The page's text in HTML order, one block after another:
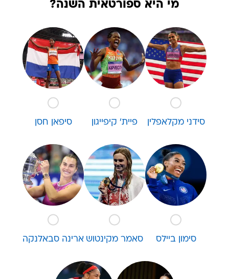
מי היא ספורטאית השנה?
סידני מקלאפלין פיית' קיפייגון סיפאן חסן
סימון ביילס סאמר מקינטוש ארינה סבאלנקה